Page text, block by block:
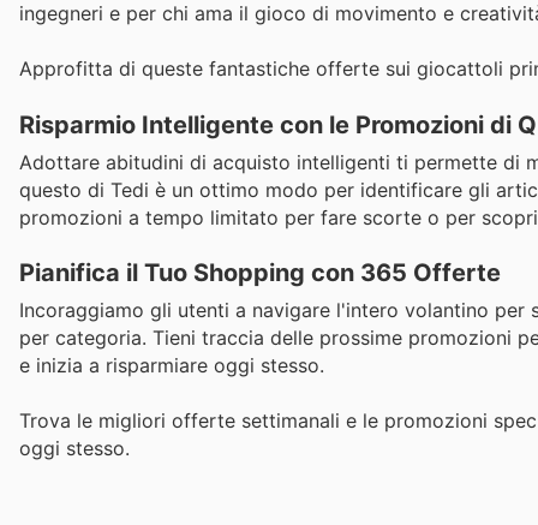
ingegneri e per chi ama il gioco di movimento e
Approfitta di queste fantastiche offerte sui giocattoli
Risparmio Intelligente con le Promozioni di
Adottare abitudini di acquisto intelligenti ti permette di
questo di Tedi è un ottimo modo per identificare gli
promozioni a tempo limitato per fare scorte o per
Pianifica il Tuo Shopping con 365 Offerte
Incoraggiamo gli utenti a navigare l'intero volantino
per categoria. Tieni traccia delle prossime promozioni
e inizia a risparmiare oggi stesso.
Trova le migliori offerte settimanali e le promozioni
oggi stesso.